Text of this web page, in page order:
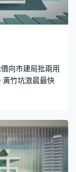
向市建局批兩用
黃竹坑滶晨最快